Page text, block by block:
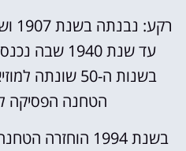
עד שנת 1940
בשנות ה-50
הטחנה הפסיקה
בשנת 1994